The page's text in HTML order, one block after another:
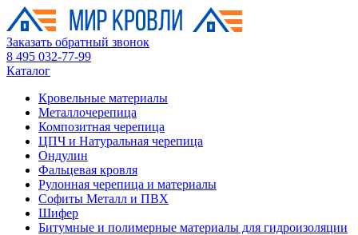
Заказать обратный звонок
8 495 032-77-99
Каталог
Кровельные материалы
Металлочерепица
Композитная черепица
ЦПЧ и Натуральная черепица
Ондулин
Фальцевая кровля
Рулонная черепица и материалы
Софиты Металл и ПВХ
Шифер
Битумные и полимерные материалы для гидроизоляции